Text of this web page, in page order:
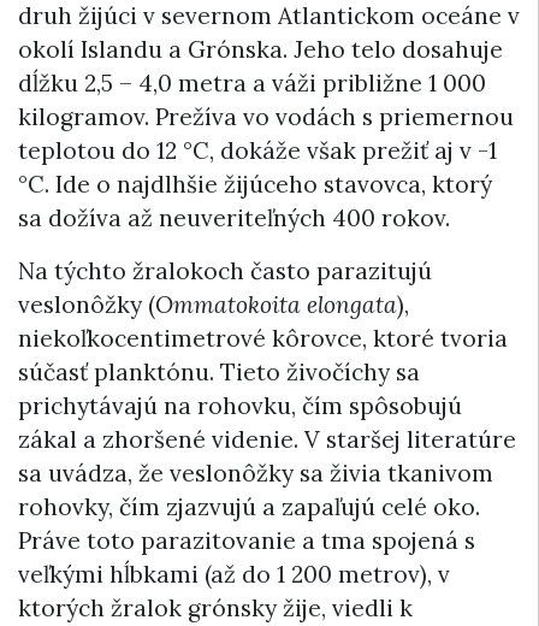
druh žijúci v severnom Atlantickom oceáne v
okolí Islandu a Grónska. Jeho telo dosahuje
dĺžku 2,5 – 4,0 metra a váži približne 1 000
kilogramov. Prežíva vo vodách s priemernou
teplotou do 12 °C, dokáže však prežiť aj v -1
°C. Ide o najdlhšie žijúceho stavovca, ktorý
sa dožíva až neuveriteľných 400 rokov.
Na týchto žralokoch často parazitujú
veslonôžky (Ommatokoita elongata),
niekoľkocentimetrové kôrovce, ktoré tvoria
súčasť planktónu. Tieto živočíchy sa
prichytávajú na rohovku, čím spôsobujú
zákal a zhoršené videnie. V staršej literatúre
sa uvádza, že veslonôžky sa živia tkanivom
rohovky, čím zjazvujú a zapaľujú celé oko.
Práve toto parazitovanie a tma spojená s
veľkými hĺbkami (až do 1 200 metrov), v
ktorých žralok grónsky žije, viedli k